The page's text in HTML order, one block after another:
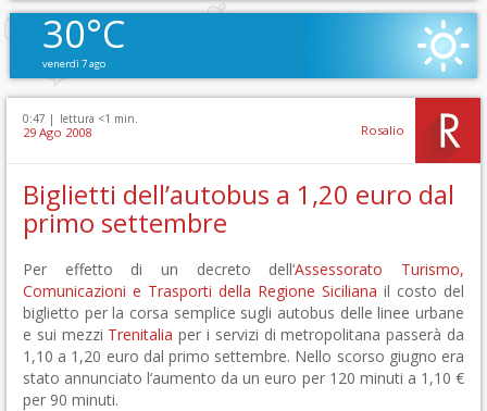
30°C
venerdì 7 ago
0:47 | lettura <1 min.
29 Ago 2008 Rosalio
Biglietti dell’autobus a 1,20 euro dal
primo settembre
Per effetto di un decreto dell’Assessorato Turismo,
Comunicazioni e Trasporti della Regione Siciliana il costo del
biglietto per la corsa semplice sugli autobus delle linee urbane
e sui mezzi Trenitalia per i servizi di metropolitana passerà da
1,10 a 1,20 euro dal primo settembre. Nello scorso giugno era
stato annunciato l’aumento da un euro per 120 minuti a 1,10 €
per 90 minuti.